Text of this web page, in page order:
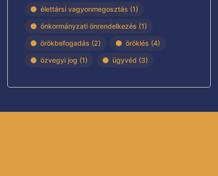
élettársi vagyonmegosztás (1)
önkormányzati önrendelkezés (1)
örökbefogadás (2) öröklés (4)
özvegyi jog (1) ügyvéd (3)